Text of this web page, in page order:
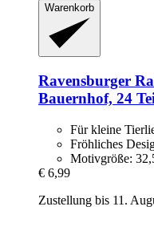
Warenkorb
Ravensburger
Bauernhof, 24
Für kleine
Fröhliches
Motivgröße:
€ 6,99
Zustellung bis 11.